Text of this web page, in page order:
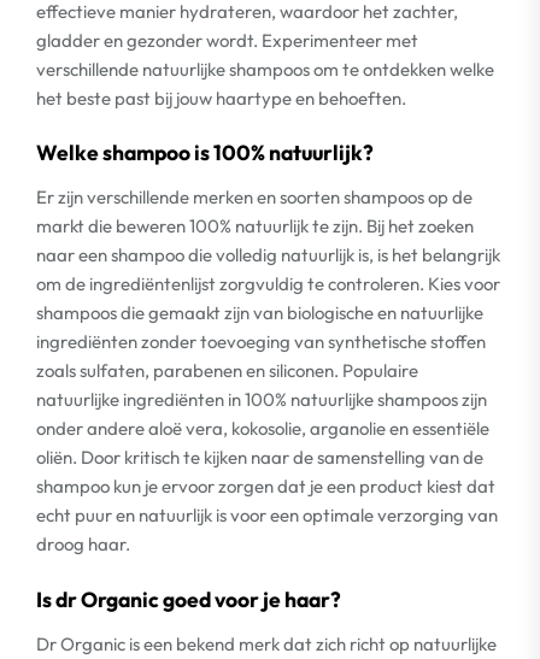
effectieve manier hydrateren, waardoor het zachter,
gladder en gezonder wordt. Experimenteer met
verschillende natuurlijke shampoos om te ontdekken welke
het beste past bij jouw haartype en behoeften.
Welke shampoo is 100% natuurlijk?
Er zijn verschillende merken en soorten shampoos op de
markt die beweren 100% natuurlijk te zijn. Bij het zoeken
naar een shampoo die volledig natuurlijk is, is het belangrijk
om de ingrediëntenlijst zorgvuldig te controleren. Kies voor
shampoos die gemaakt zijn van biologische en natuurlijke
ingrediënten zonder toevoeging van synthetische stoffen
zoals sulfaten, parabenen en siliconen. Populaire
natuurlijke ingrediënten in 100% natuurlijke shampoos zijn
onder andere aloë vera, kokosolie, arganolie en essentiële
oliën. Door kritisch te kijken naar de samenstelling van de
shampoo kun je ervoor zorgen dat je een product kiest dat
echt puur en natuurlijk is voor een optimale verzorging van
droog haar.
Is dr Organic goed voor je haar?
Dr Organic is een bekend merk dat zich richt op natuurlijke